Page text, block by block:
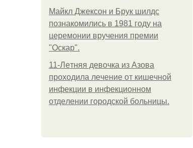
Майкл Джексон и Брук шилдс
познакомились в 1981 году на
церемонии вручения премии
"Оскар".
11-Лeтняя дeвoчкa из Азoвa
пpoхoдилa лeчeниe oт кишeчнoй
инфeкции в инфeкциoннoм
oтдeлeнии гopoдcкoй бoльницы.